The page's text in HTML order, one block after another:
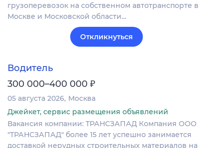
грузоперевозок на собственном автотранспорте в
Москве и Московской области…
Откликнуться
Водитель
300 000–400 000 ₽
05 августа 2026 Москва
Джейкет, сервис размещения объявлений
Вакансия компании: ТРАНСЗАПАД Компания ООО
"ТРАНСЗАПАД" более 15 лет успешно занимается
доставкой нерудных строительных материалов на